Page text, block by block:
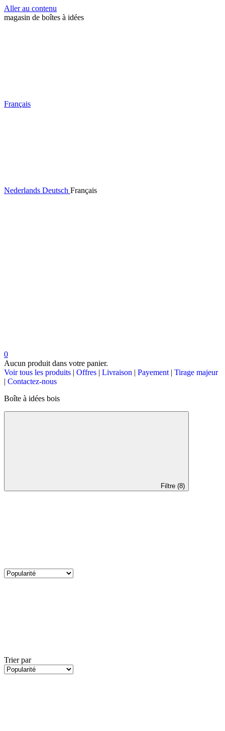
Aller au contenu
magasin de boîtes à idées
Français
Nederlands Deutsch Français
0
Aucun produit dans votre panier.
Voir tous les produits | Offres | Livraison | Payement | Tirage majeur
| Contactez-nous
Boîte à idées bois
Filtre (8)
Trier par